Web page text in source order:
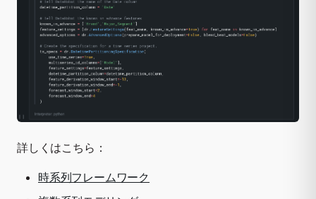
詳しくはこちら：
時系列フレームワーク